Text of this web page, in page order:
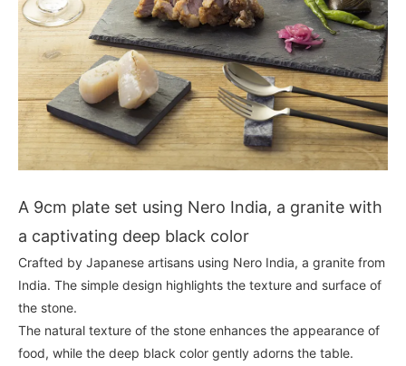
A 9cm plate set using Nero India, a granite with
a captivating deep black color
Crafted by Japanese artisans using Nero India, a granite from
India. The simple design highlights the texture and surface of
the stone.
The natural texture of the stone enhances the appearance of
food, while the deep black color gently adorns the table.